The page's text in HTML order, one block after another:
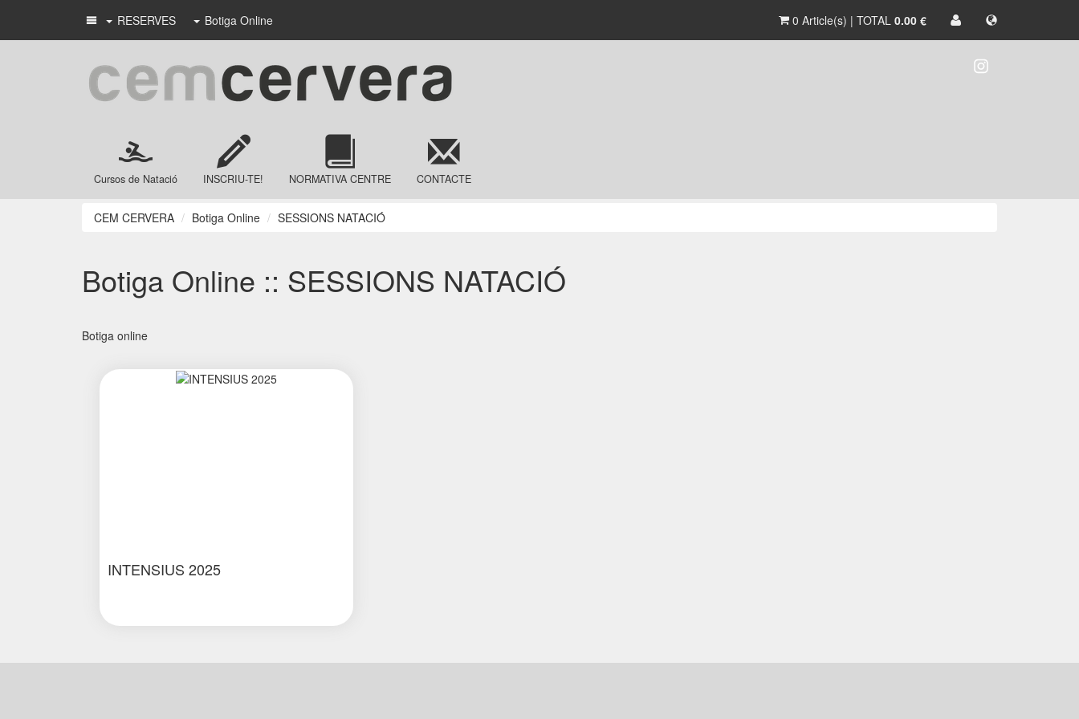
RESERVES Botiga Online 0 Article(s) | TOTAL 0.00 €
Cursos de Natació INSCRIU-TE! NORMATIVA CENTRE CONTACTE
CEM CERVERA Botiga Online SESSIONS NATACIÓ
Botiga Online :: SESSIONS NATACIÓ
Botiga online
INTENSIUS 2025